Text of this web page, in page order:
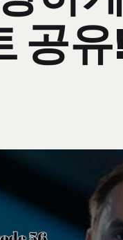
공